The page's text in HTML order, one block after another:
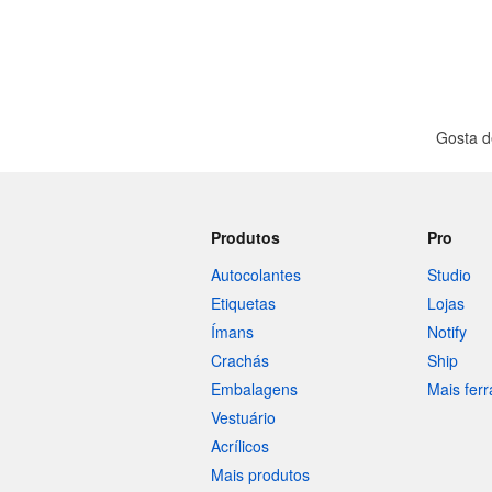
Gosta
Produtos
Autocolantes
Etiquetas
Ímans
Crachás
Embalagens
Vestuário
Acrílicos
Mais produtos
Pro
Studio
Lojas
Notify
Ship
Mais